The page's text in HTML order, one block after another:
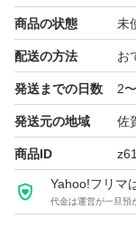
商品の状態 未
配送の方法 お
発送までの日数 2
発送元の地域 佐
商品ID
Yahoo!フリマ
代金は運営が一旦預